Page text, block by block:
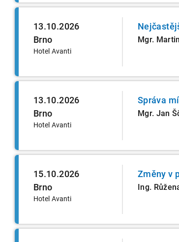
13.10.2026
Brno
Hotel Avanti
Mgr.
13.10.2026
Brno
Hotel Avanti
Správa
Mgr. Jan
15.10.2026
Brno
Hotel Avanti
Změny v
Ing.